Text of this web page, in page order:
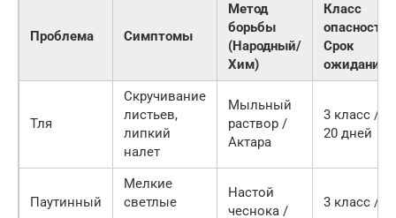
Проблема Симптомы
Метод
борьбы
(Народный/
Хим)
Класс
опасности/
Срок
ожидания
Тля
Скручивание
листьев,
липкий
налет
Мыльный
раствор /
Актара
3 класс /
20 дней
Паутинный
Мелкие
светлые
Настой
чеснока /
3 класс / 3